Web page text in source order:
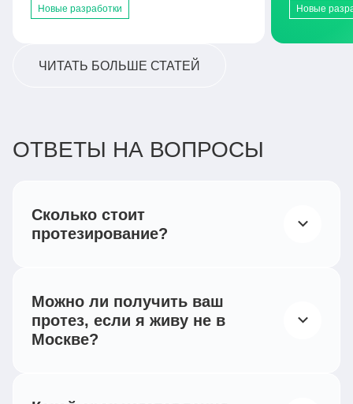
Новые разработки Новые
ЧИТАТЬ БОЛЬШЕ СТАТЕЙ
ОТВЕТЫ НА ВОПРОСЫ
Сколько стоит
протезирование?
законодательству, все категории
инвалидов, при наличии
индивидуальной программы
техническими средствами реабилитации и
Можно ли получить ваш
протез, если я живу не в
Москве?
сотрудничаем с региональными протезно-